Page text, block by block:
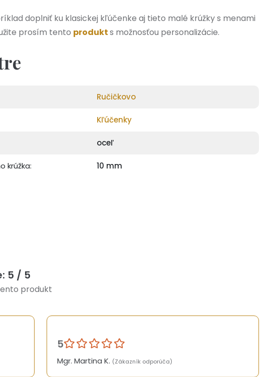
doplniť ku klasickej kľúčenke aj tieto malé krúžky s menami
prosím tento produkts možnosťou personalizácie.
Ručičkovo
Kľúčenky
oceľ
krúžka: 10 mm
5 / 5
produkt
5
Mgr. Martina K. (Zákazník odporúča)